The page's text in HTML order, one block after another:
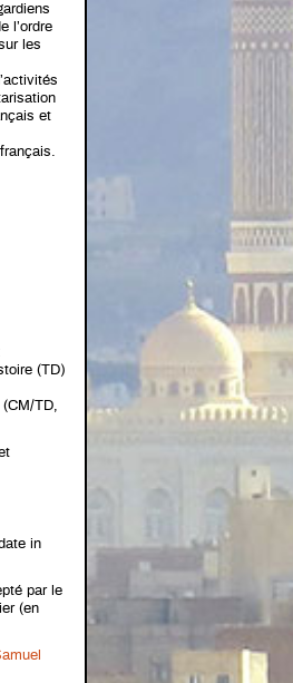
l’ordre
les
et
(TD)
TD,
in
par le
(en